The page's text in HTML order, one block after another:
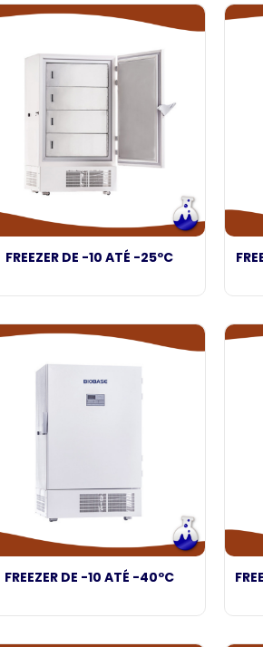
FREEZER DE -10 ATÉ -25ºC
FREEZER DE -10 ATÉ -40ºC